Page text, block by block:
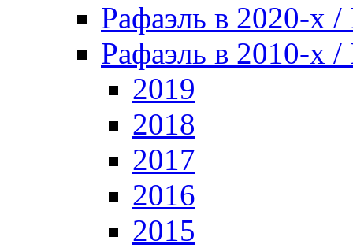
Рафаэль в 2020-х /
Рафаэль в 2010-х /
2019
2018
2017
2016
2015